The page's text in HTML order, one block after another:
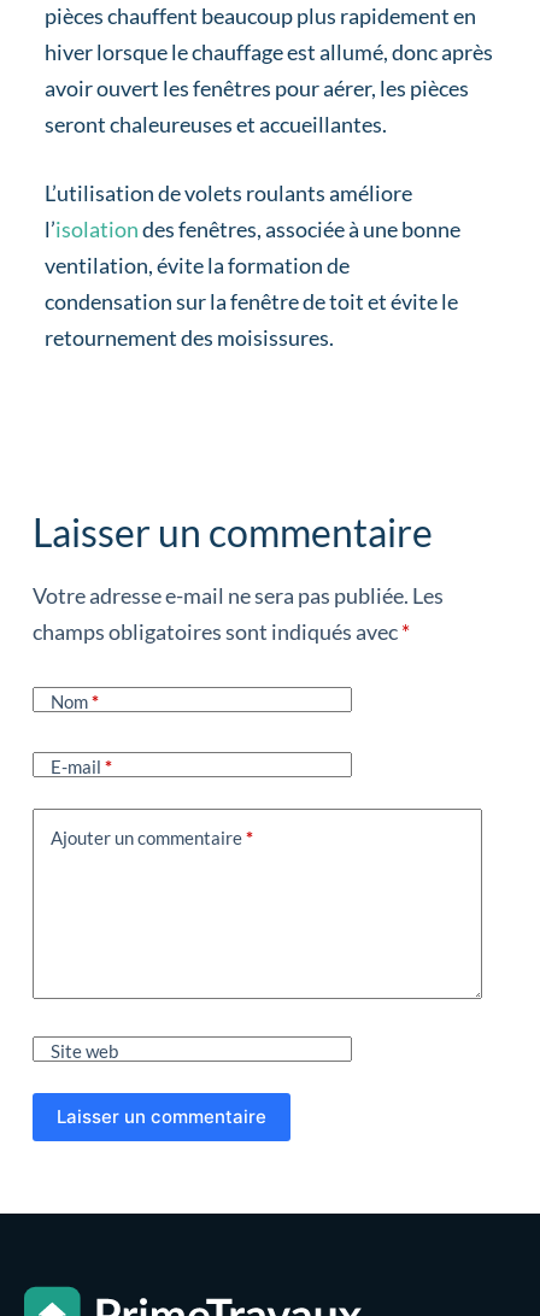
pièces chauffent beaucoup plus rapidement en
hiver lorsque le chauffage est allumé, donc après
avoir ouvert les fenêtres pour aérer, les pièces
seront chaleureuses et accueillantes.
L’utilisation de volets roulants améliore
l’isolationdes fenêtres, associée à une bonne
ventilation, évite la formation de
condensation sur la fenêtre de toit et évite le
retournement des moisissures.
Laisser un commentaire
Votre adresse e-mail ne sera pas publiée. Les
champs obligatoires sont indiqués avec*
Nom*
E-mail *
Ajouter un commentaire*
Site web
Laisser un commentaire